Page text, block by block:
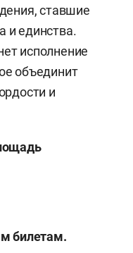
ставшие
и единства.
исполнение
объединит
и
билетам.